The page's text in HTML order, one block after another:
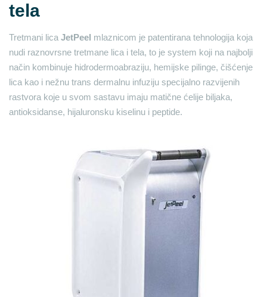
tela
Tretmani lica JetPeel mlaznicom je patentirana tehnologija koja
nudi raznovrsne tretmane lica i tela, to je system koji na najbolji
način kombinuje hidrodermoabraziju, hemijske pilinge, čišćenje
lica kao i nežnu trans dermalnu infuziju specijalno razvijenih
rastvora koje u svom sastavu imaju matične ćelije biljaka,
antioksidanse, hijaluronsku kiselinu i peptide.